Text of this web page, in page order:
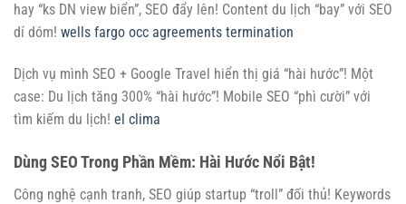
hay “ks DN view biển”, SEO đẩy lên! Content du lịch “bay” với SEO
dí dóm! wells fargo occ agreements termination
Dịch vụ mình SEO + Google Travel hiển thị giá “hài hước”! Một
case: Du lịch tăng 300% “hài hước”! Mobile SEO “phì cười” với
tìm kiếm du lịch! el clima
Dùng SEO Trong Phần Mềm: Hài Hước Nổi Bật!
Công nghệ cạnh tranh, SEO giúp startup “troll” đối thủ! Keywords